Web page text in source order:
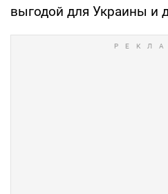
выгодой для Украины и